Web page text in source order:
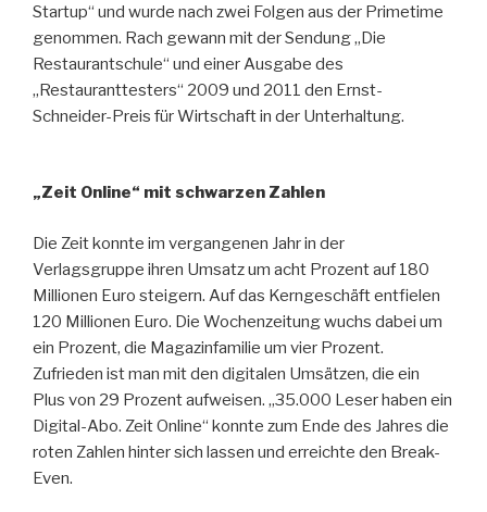
Startup“ und wurde nach zwei Folgen aus der Primetime
genommen. Rach gewann mit der Sendung „Die
Restaurantschule“ und einer Ausgabe des
„Restauranttesters“ 2009 und 2011 den Ernst-
Schneider-Preis für Wirtschaft in der Unterhaltung.
„Zeit Online“ mit schwarzen Zahlen
Die Zeit konnte im vergangenen Jahr in der
Verlagsgruppe ihren Umsatz um acht Prozent auf 180
Millionen Euro steigern. Auf das Kerngeschäft entfielen
120 Millionen Euro. Die Wochenzeitung wuchs dabei um
ein Prozent, die Magazinfamilie um vier Prozent.
Zufrieden ist man mit den digitalen Umsätzen, die ein
Plus von 29 Prozent aufweisen. „35.000 Leser haben ein
Digital-Abo. Zeit Online“ konnte zum Ende des Jahres die
roten Zahlen hinter sich lassen und erreichte den Break-
Even.